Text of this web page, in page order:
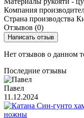
Компания
Страна производства
Отзывов (0)
Написать отзыв
Нет отзывов о данном
Последние отзывы
Павел
11.12.2024